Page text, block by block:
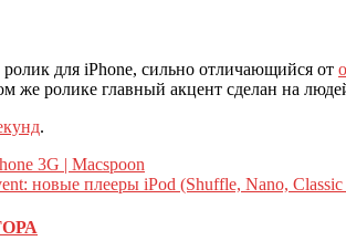
для iPhone, сильно отличающийся от
же ролике главный акцент сделан на
.
3G | Macspoon
новые плееры iPod (Shuffle, Nano, Classic